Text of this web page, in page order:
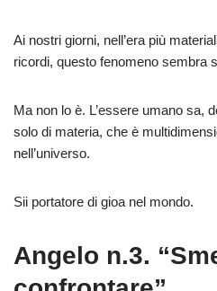
Ai nostri giorni, nell’era più
ricordi, questo fenomeno sembra
Ma non lo è. L’essere umano sa,
solo di materia, che è
nell’universo.
Sii portatore di gioa nel mondo.
Angelo n.3.